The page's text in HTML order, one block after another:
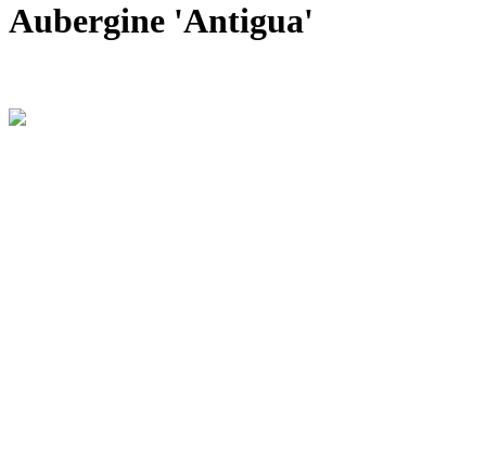
Aubergine 'Antigua'